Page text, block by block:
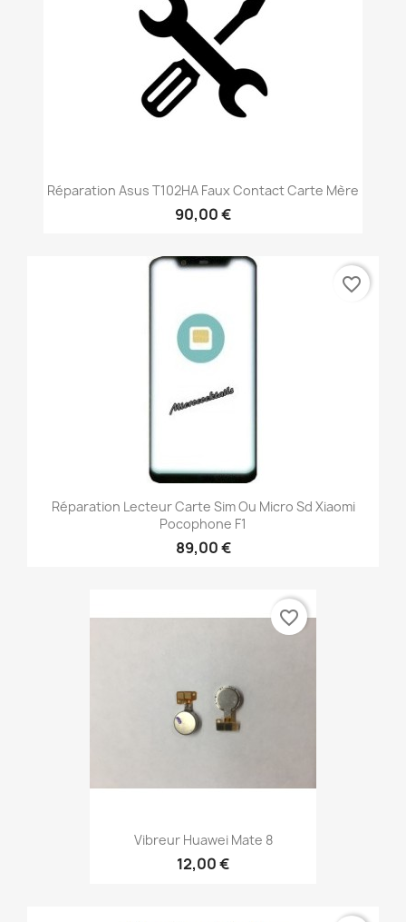
Réparation Asus T102HA Faux Contact Carte Mère
90,00 €
Réparation Lecteur Carte Sim Ou Micro Sd Xiaomi
Pocophone F1
89,00 €
favorite_border
Vibreur Huawei Mate 8
12,00 €
favorite_border